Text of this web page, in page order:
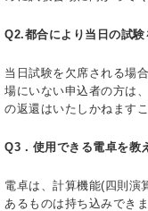
Q2.都合により当日の試験
当日試験を欠席される場
場にいない申込者の方は
の返還はいたしかねます
Q3．使用できる電卓を教
電卓は、計算機能(四則演
あるものは持ち込みできま